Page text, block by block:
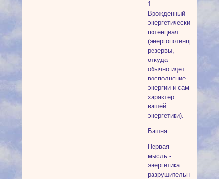
1.
Врожденный
энергетический
потенциал
(энергопотенциал,
резервы,
откуда
обычно идет
восполнение
энергии и сам
характер
вашей
энергетики).
Башня
Первая
мысль -
энергетика
разрушительная.